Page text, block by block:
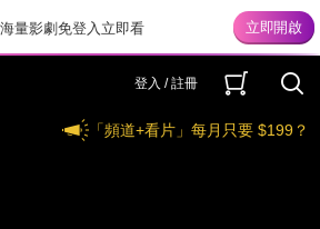
量影劇免登入立即看
登入 / 註冊
「頻道+看片」每月只要 $199？